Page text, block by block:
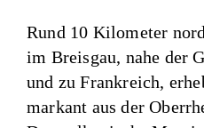
Rund 10 Kilometer
im Breisgau, nahe der
und zu Frankreich,
markant aus der